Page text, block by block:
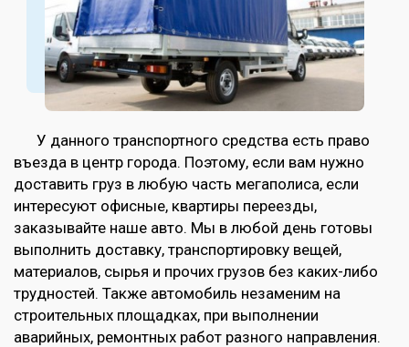
У данного транспортного средства есть право
въезда в центр города. Поэтому, если вам нужно
доставить груз в любую часть мегаполиса, если
интересуют офисные, квартиры переезды,
заказывайте наше авто. Мы в любой день готовы
выполнить доставку, транспортировку вещей,
материалов, сырья и прочих грузов без каких-либо
трудностей. Также автомобиль незаменим на
строительных площадках, при выполнении
аварийных, ремонтных работ разного направления.